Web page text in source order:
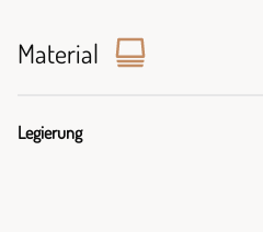
Material
Legierung